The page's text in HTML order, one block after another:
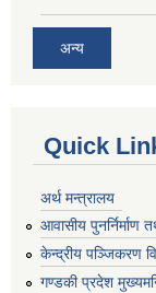
अन्य
Quick
अर्थ मन्त्रालय
आवासीय पुनर्निर्माण
केन्द्रीय पञ्जिकरण
गण्डकी प्रदेश